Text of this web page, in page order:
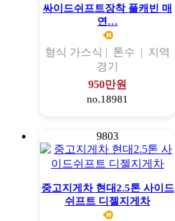
싸이드쉬프트장착 풀캐빈 매
연…
형식 가스식 | 톤수 | 지역
경기
950만원
no.18981
9803
중고지게차 현대2.5톤 사이드
쉬프트 디젤지게차